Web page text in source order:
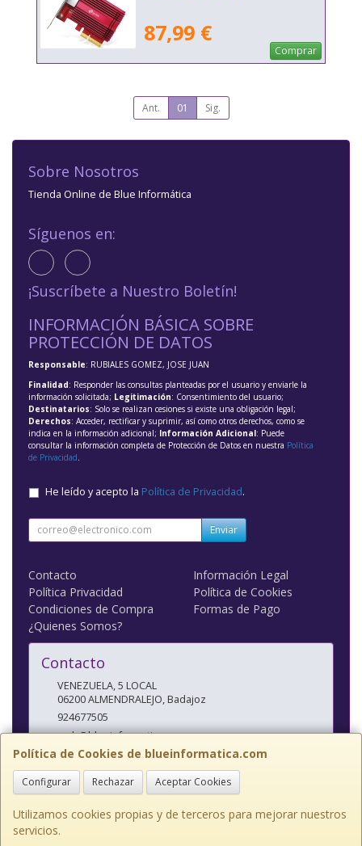
87,99 €
Comprar
Ant. 01 Sig.
Política de Cookies de blueinformatica.com
Configurar Rechazar Aceptar Cookies
Utilizamos cookies propias y de terceros para mejorar nuestros
servicios.
Sobre Nosotros
Tienda Online de Blue Informática
Síguenos en:
¡Suscríbete a Nuestro Boletín!
INFORMACIÓN BÁSICA SOBRE
PROTECCIÓN DE DATOS
Responsable: RUBIALES GOMEZ, JOSE JUAN
Finalidad: Responder las consultas planteadas por el usuario y enviarle la
información solicitada; Legitimación: Consentimiento del usuario;
Destinatarios: Solo se realizan cesiones si existe una obligación legal;
Derechos: Acceder, rectificar y suprimir, así como otros derechos, como se
indica en la información adicional; Información Adicional: Puede
consultar la información completa de Protección de Datos en nuestra Política
de Privacidad
He leído y acepto la Política de Privacidad.
Enviar
Contacto
Información Legal
Política Privacidad
Política de Cookies
Condiciones de Compra
Formas de Pago
¿Quienes Somos?
Contacto
VENEZUELA, 5 LOCAL
06200ALMENDRALEJO,Badajoz
924677505
web@blueinformatica.com
Horario
10 a 14 Y 17 a 20:30